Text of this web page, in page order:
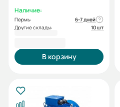
Наличие:
Пермь:
6-7 дней
Другие склады:
10 шт
В корзину